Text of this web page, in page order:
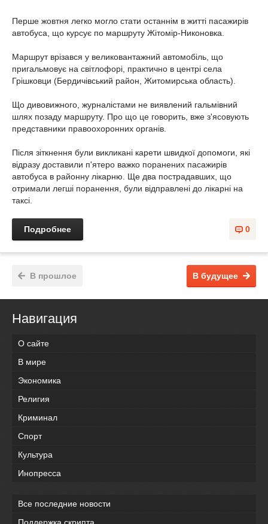
Перше жовтня легко могло стати останнім в житті пасажирів
автобуса, що курсує по маршруту Жітомір-Никоновка.
Маршрут врізався у великовантажний автомобіль, що
пригальмовує на світлофорі, практично в центрі села
Грішковци (Бердичівський район, Житомирська область).
Що дивовижного, журналістами не виявлений гальмівний
шлях позаду маршруту. Про що це говорить, вже з'ясовують
представники правоохоронних органів.
Після зіткнення були викликані карети швидкої допомоги, які
відразу доставили п'ятеро важко поранених пасажирів
автобуса в районну лікарню. Ще два пострадавших, що
отримали легші поранення, були відправлені до лікарні на
таксі.
0
Подробнее
В будущее
В прошлое
Навигация
О сайте
В мире
Экономика
Религия
Криминал
Спорт
Культура
Инопресса
Все последние новости